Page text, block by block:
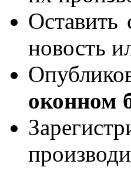
Оставить
новость
оконном